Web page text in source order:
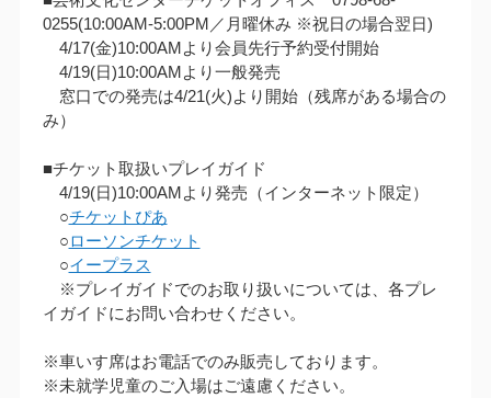
0255(10:00AM‐5:00PM／月曜休み ※祝日の場合翌日)
4/17(金)10:00AMより会員先行予約受付開始
4/19(日)10:00AMより一般発売
窓口での発売は4/21(火)より開始（残席がある場合の
み）
■チケット取扱いプレイガイド
4/19(日)10:00AMより発売（インターネット限定）
○チケットぴあ
○ローソンチケット
○イープラス
※プレイガイドでのお取り扱いについては、各プレ
イガイドにお問い合わせください。
※車いす席はお電話でのみ販売しております。
※未就学児童のご入場はご遠慮ください。